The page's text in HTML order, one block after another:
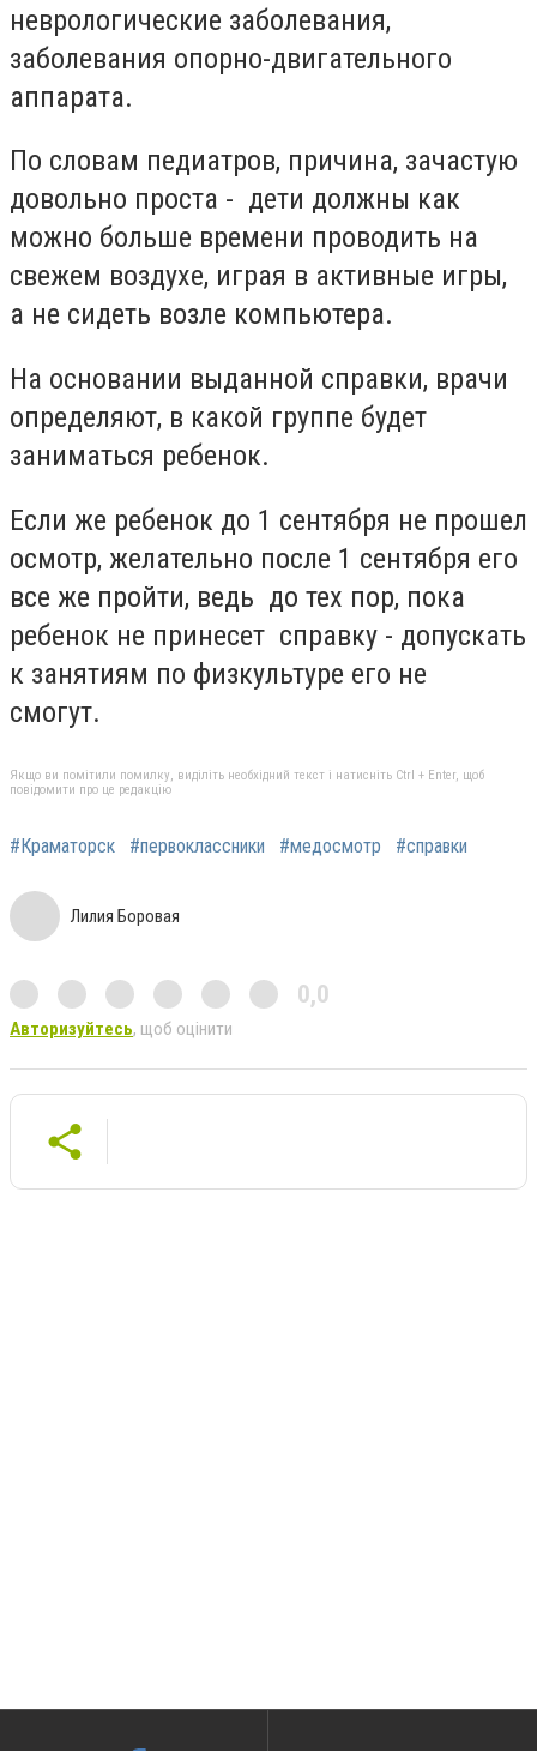
неврологические заболевания,
заболевания опорно-двигательного
аппарата.
По словам педиатров, причина, зачастую
довольно проста - дети должны как
можно больше времени проводить на
свежем воздухе, играя в активные игры,
а не сидеть возле компьютера.
На основании выданной справки, врачи
определяют, в какой группе будет
заниматься ребенок.
Если же ребенок до 1 сентября не прошел
осмотр, желательно после 1 сентября его
все же пройти, ведь до тех пор, пока
ребенок не принесет справку - допускать
к занятиям по физкультуре его не
смогут.
Якщо ви помітили помилку, виділіть необхідний текст і натисніть Ctrl + Enter, щоб
повідомити про це редакцію
#Краматорск #первоклассники #медосмотр #справки
Лилия Боровая
0,0
Авторизуйтесь, щоб оцінити